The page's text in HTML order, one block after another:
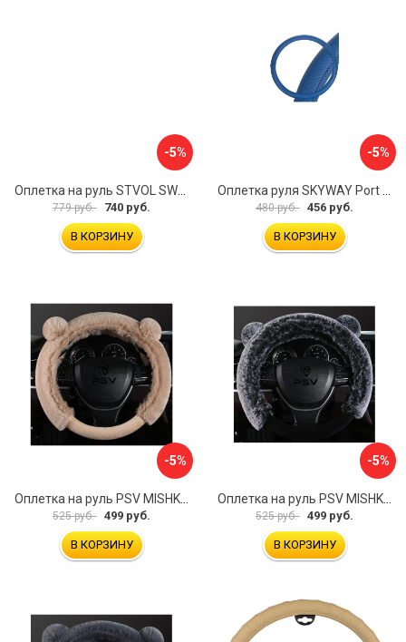
-5%
779 руб. 740 руб.
В КОРЗИНУ
-5%
480 руб. 456 руб.
В КОРЗИНУ
-5%
Оплетка на руль PSV MISHKA Premium 136099
525 руб. 499 руб.
В КОРЗИНУ
-5%
Оплетка на руль PSV MISHKA Premium 136095
525 руб. 499 руб.
В КОРЗИНУ